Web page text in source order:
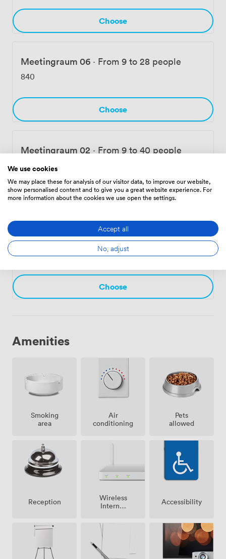
Choose
Meetingraum 06 · From 9 to 28 people
840
Choose
Meetingraum 02 · From 9 to 40 people
Choose
Meetingroom 01·From 18 to 70 people
1064
Choose
Amenities
Smoking
area
Air
conditioning
Pets
allowed
Reception
Wireless
Internet
Accessibility
We use cookies
We may place these for analysis of our visitor data, to improve our website,
show personalised content and to give you a great website experience. For
more information about the cookies we use open the settings.
Accept all
No, adjust